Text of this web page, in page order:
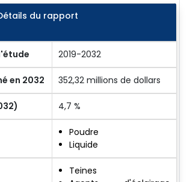
du rapport
2019-2032
en 2032 352,32 millions de dollars
4,7 %
Poudre
Liquide
Teines